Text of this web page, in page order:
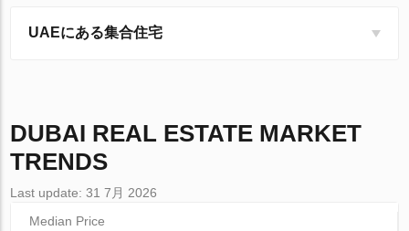
UAEにある集合住宅
DUBAI REAL ESTATE MARKET
TRENDS
Last update: 31 7月 2026
Median Price